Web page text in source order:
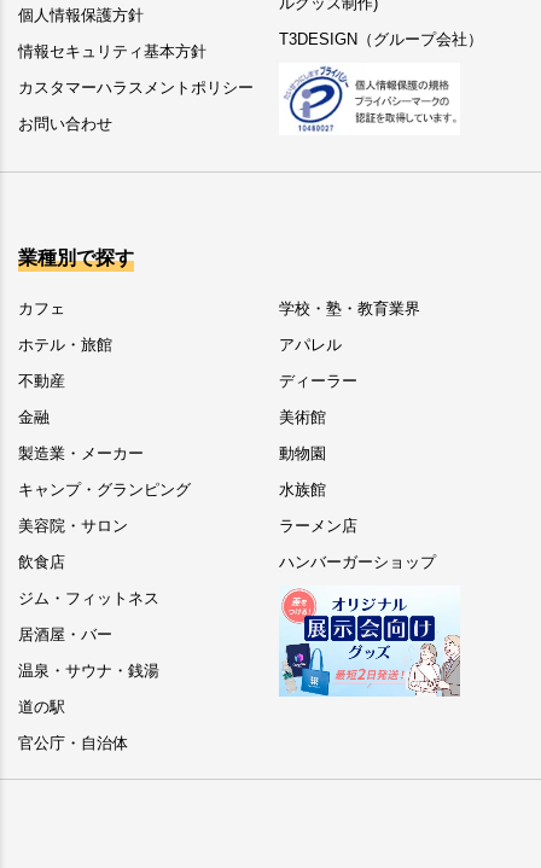
個人情報保護方針
情報セキュリティ基本方針
カスタマーハラスメントポリシー
お問い合わせ
T3DESIGN（グループ会社）
業種別で探す
カフェ
ホテル・旅館
不動産
金融
製造業・メーカー
キャンプ・グランピング
美容院・サロン
飲食店
ジム・フィットネス
居酒屋・バー
温泉・サウナ・銭湯
道の駅
官公庁・自治体
学校・塾・教育業界
アパレル
ディーラー
美術館
動物園
水族館
ラーメン店
ハンバーガーショップ